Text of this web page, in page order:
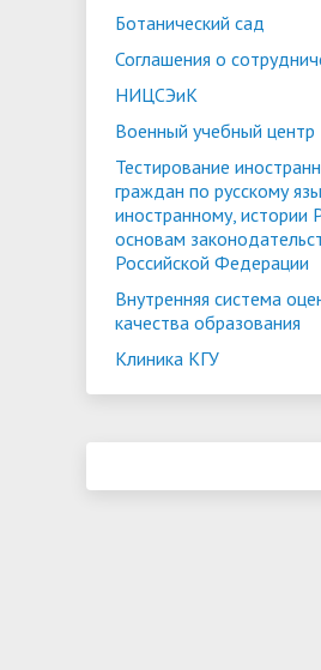
Ботанический сад
Соглашения о
НИЦСЭиК
Военный учебный центр
Тестирование
граждан по русскому
иностранному, истории
основам
Российской Федерации
Внутренняя система
качества образования
Клиника КГУ